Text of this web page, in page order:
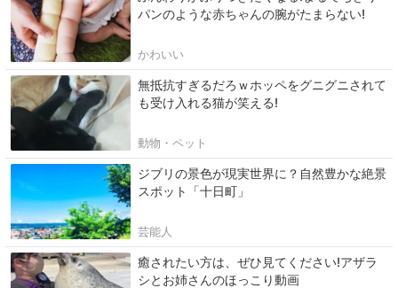
パンのような赤ちゃんの腕がたまらない!
かわいい
無抵抗すぎるだろｗホッペをグニグニされて
も受け入れる猫が笑える!
動物・ペット
ジブリの景色が現実世界に？自然豊かな絶景
スポット「十日町」
芸能人
癒されたい方は、ぜひ見てください!アザラ
シとお姉さんのほっこり動画